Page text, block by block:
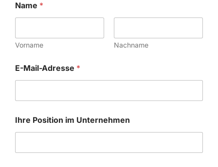
Name *
Vorname Nachname
E-Mail-Adresse *
Ihre Position im Unternehmen